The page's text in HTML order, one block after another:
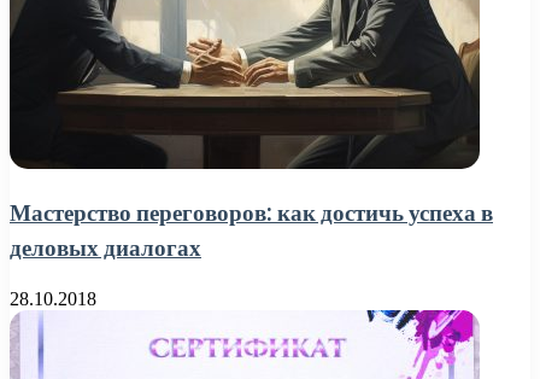
Мастерство переговоров: как достичь успеха в
деловых диалогах
28.10.2018